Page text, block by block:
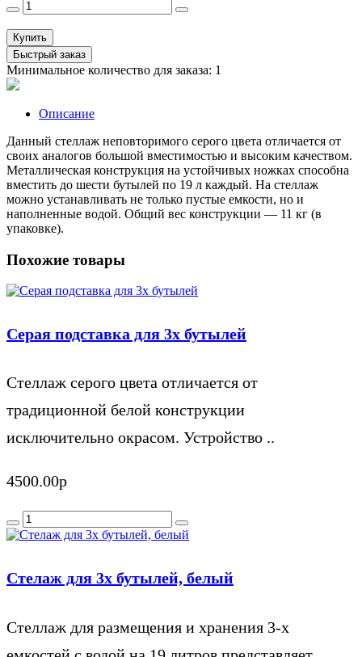
Купить
Быстрый заказ
Минимальное количество для заказа: 1
Описание
Данный стеллаж неповторимого серого цвета отличается от
своих аналогов большой вместимостью и высоким качеством.
Металлическая конструкция на устойчивых ножках способна
вместить до шести бутылей по 19 л каждый. На стеллаж
можно устанавливать не только пустые емкости, но и
наполненные водой. Общий вес конструкции — 11 кг (в
упаковке).
Похожие товары
Серая подставка для 3х бутылей
Стеллаж серого цвета отличается от
традиционной белой конструкции
исключительно окрасом. Устройство ..
4500.00р
Стелаж для 3х бутылей, белый
Стеллаж для размещения и хранения 3-х